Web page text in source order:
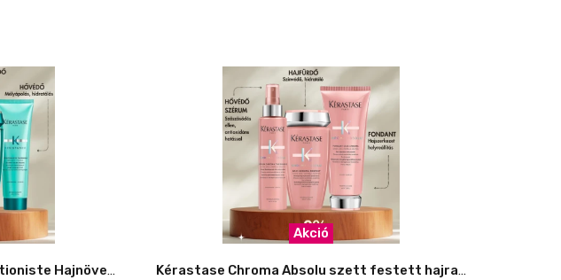
Kérastase Résistance Extentioniste Hajnövesztő Szett -10%
Akció
Kérastase Chroma Absolu szett festett hajra -8%